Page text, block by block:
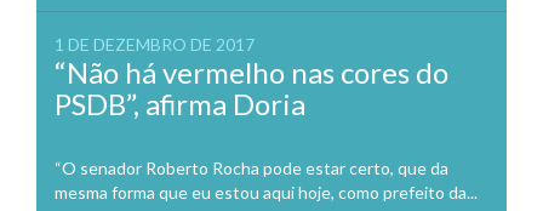
1 DE DEZEMBRO DE 2017
“Não há vermelho nas cores do
PSDB”, afirma Doria
“O senador Roberto Rocha pode estar certo, que da
mesma forma que eu estou aqui hoje, como prefeito da...